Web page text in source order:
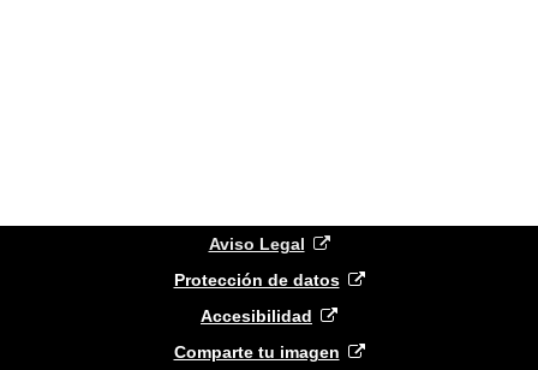
Aviso Legal( abre
nueva
ventana
Protección de datos( abre
ventana
Accesibilidad abre
nueva
Comparte tu imagen( abre